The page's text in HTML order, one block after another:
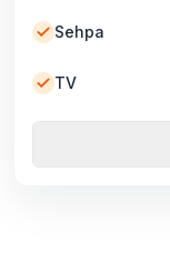
Sehpa
TV